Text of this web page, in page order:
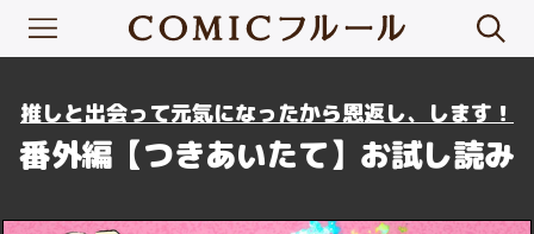
推しと出会って元気になったから恩返し、します！
番外編【つきあいたて】お試し読み